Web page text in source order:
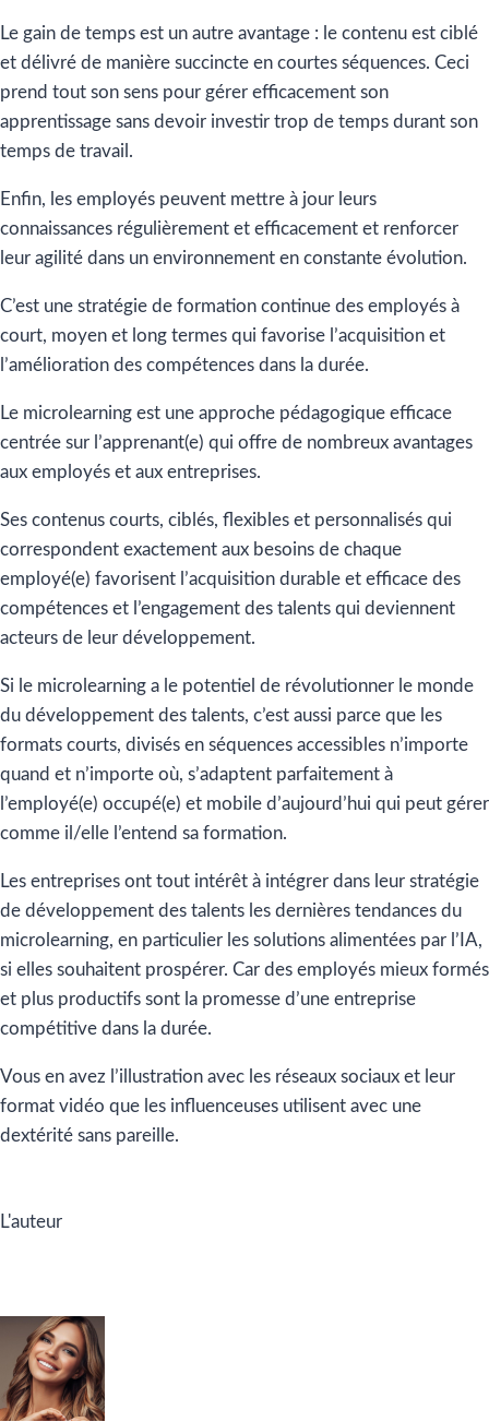
Le gain de temps est un autre avantage : le contenu est ciblé
et délivré de manière succincte en courtes séquences. Ceci
prend tout son sens pour gérer efficacement son
apprentissage sans devoir investir trop de temps durant son
temps de travail.
Enfin, les employés peuvent mettre à jour leurs
connaissances régulièrement et efficacement et renforcer
leur agilité dans un environnement en constante évolution.
C’est une stratégie de formation continue des employés à
court, moyen et long termes qui favorise l’acquisition et
l’amélioration des compétences dans la durée.
Le microlearning est une approche pédagogique efficace
centrée sur l’apprenant(e) qui offre de nombreux avantages
aux employés et aux entreprises.
Ses contenus courts, ciblés, flexibles et personnalisés qui
correspondent exactement aux besoins de chaque
employé(e) favorisent l’acquisition durable et efficace des
compétences et l’engagement des talents qui deviennent
acteurs de leur développement.
Si le microlearning a le potentiel de révolutionner le monde
du développement des talents, c’est aussi parce que les
formats courts, divisés en séquences accessibles n’importe
quand et n’importe où, s’adaptent parfaitement à
l’employé(e) occupé(e) et mobile d’aujourd’hui qui peut gérer
comme il/elle l’entend sa formation.
Les entreprises ont tout intérêt à intégrer dans leur stratégie
de développement des talents les dernières tendances du
microlearning, en particulier les solutions alimentées par l’IA,
si elles souhaitent prospérer. Car des employés mieux formés
et plus productifs sont la promesse d’une entreprise
compétitive dans la durée.
Vous en avez l’illustration avec les réseaux sociaux et leur
format vidéo que les influenceuses utilisent avec une
dextérité sans pareille.
L'auteur